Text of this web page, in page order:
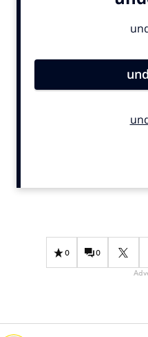
Gedragsverandering
Influencer marketing
Media
0 0